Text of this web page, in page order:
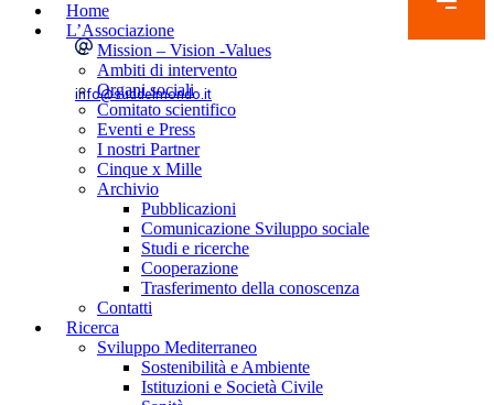
info@suddelmondo.it
Home
L’Associazione
Mission – Vision -Values
Ambiti di intervento
Organi sociali
Comitato scientifico
Eventi e Press
I nostri Partner
Cinque x Mille
Archivio
Pubblicazioni
Comunicazione Sviluppo sociale
Studi e ricerche
Cooperazione
Trasferimento della conoscenza
Contatti
Ricerca
Sviluppo Mediterraneo
Sostenibilità e Ambiente
Istituzioni e Società Civile